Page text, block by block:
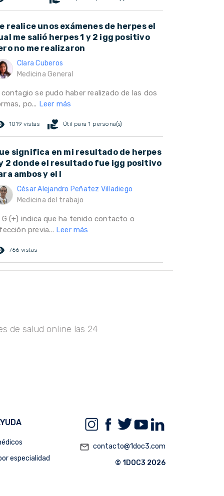
realice unos exámenes de herpes el
me salió herpes 1 y 2 igg positivo
no me realizaron
Clara Cuberos
Medicina General
contagio se pudo haber realizado de las dos
po... Leer más
1019 vistas volunteer_activism Útil para 1 persona(s)
significa en mi resultado de herpes
2 donde el resultado fue igg positivo
ambos y el I
César Alejandro Peñatez Villadiego
Medicina del trabajo
G (+) indica que ha tenido contacto o
previa... Leer más
766 vistas
de salud online las 24
especialidad
mail_outline contacto@1doc3.com
© 1DOC3 2026